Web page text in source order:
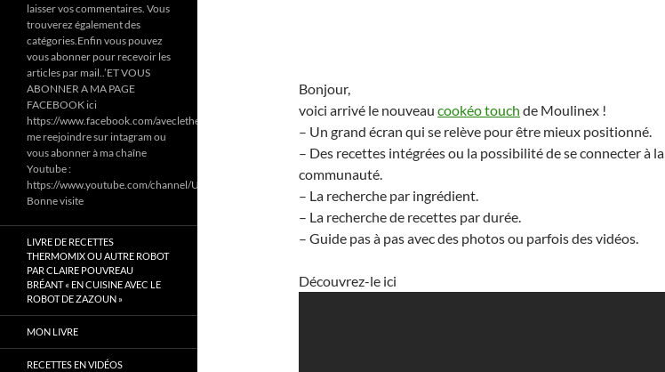
Bonjour,
voici arrivé le nouveau cookéo touch de Moulinex !
– Un grand écran qui se relève pour être mieux positionné.
– Des recettes intégrées ou la possibilité de se connecter à la
communauté.
– La recherche par ingrédient.
– La recherche de recettes par durée.
– Guide pas à pas avec des photos ou parfois des vidéos.
Découvrez-le ici
laisser vos commentaires. Vous
trouverez également des
catégories.Enfin vous pouvez
vous abonner pour recevoir les
articles par mail..’ET VOUS
ABONNER A MA PAGE
FACEBOOK ici
https://www.facebook.com/aveclethermomixetcookeodezazoun/
me reejoindre sur intagram ou
vous abonner à ma chaîne
Youtube :
https://www.youtube.com/channel/UC6Pa6dF808fmGjZ5MMlrtaA
Bonne visite
LIVRE DE RECETTES
THERMOMIX OU AUTRE ROBOT
PAR CLAIRE POUVREAU
BRÉANT « EN CUISINE AVEC LE
ROBOT DE ZAZOUN »
MON LIVRE
RECETTES EN VIDÉOS